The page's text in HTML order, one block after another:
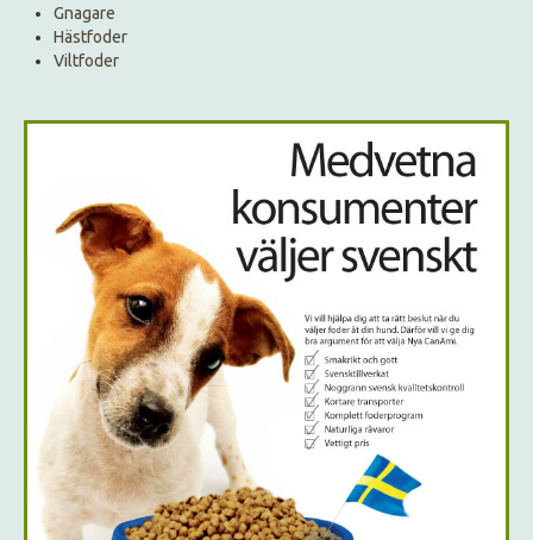
Gnagare
Hästfoder
Viltfoder